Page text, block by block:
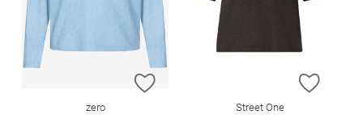
ZUR WUNSCHLISTE HINZUFÜGEN
zero
ZUR
Street One